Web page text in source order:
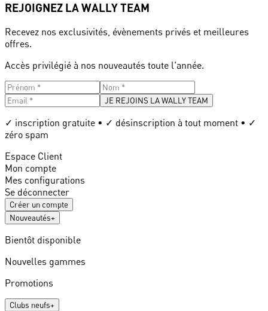
REJOIGNEZ LA WALLY TEAM
Recevez nos exclusivités, évènements privés et meilleures
offres.
Accès privilégié à nos nouveautés toute l'année.
JE REJOINS LA WALLY TEAM
✓ inscription gratuite • ✓ désinscription à tout moment • ✓
zéro spam
Espace Client
Mon compte
Mes configurations
Se déconnecter
Créer un compte
Nouveautés+
Bientôt disponible
Nouvelles gammes
Promotions
Clubs neufs+